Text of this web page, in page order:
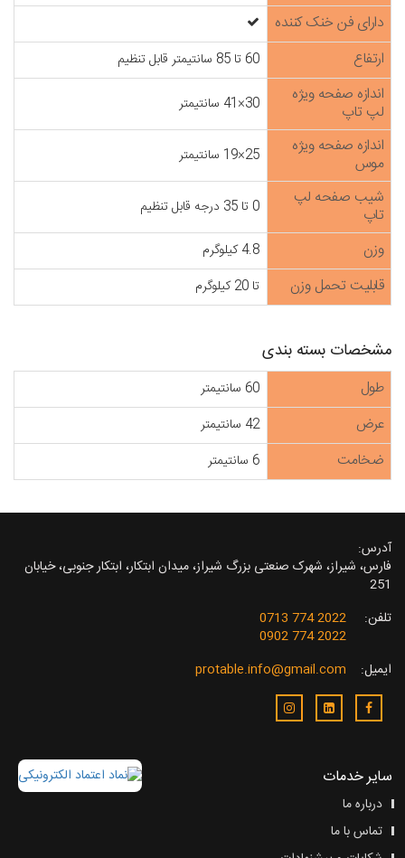
دارای فن خنک کننده
ارتفاع
60 تا 85 سانتیمتر قابل تنظیم
اندازه صفحه ویژه
لپ تاپ 30×41 سانتیمتر
اندازه صفحه ویژه
موس 25×19 سانتیمتر
شیب صفحه لپ
تاپ
وزن 4.8 کیلوگرم
قابلیت تحمل وزن تا 20 کیلوگرم
مشخصات بسته بندی
طول 60 سانتیمتر
عرض 42 سانتیمتر
ضخامت
آدرس:
فارس، شیراز، شهرک صنعتی بزرگ شیراز، میدان ابتکار، ابتکار جنوبی، خیابان
251
تلفن:
2022 774 0713
2022 774 0902
ایمیل:
protable.info@gmail.com
سایر خدمات
درباره ما
تماس با ما